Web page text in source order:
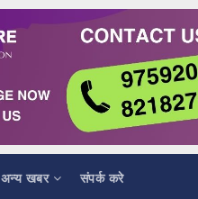
अन्य खबर
संपर्क करे